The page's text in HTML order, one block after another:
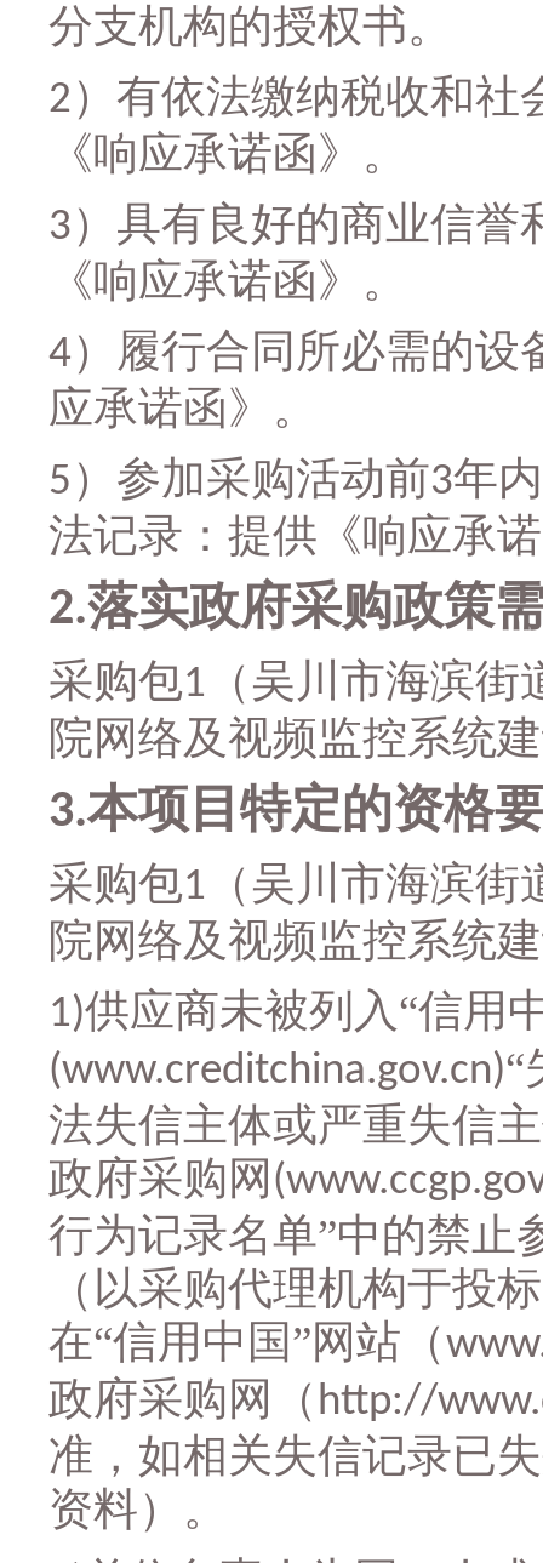
分支机构的授权书。
2）有依法缴纳税收和
《响应承诺函》 。
3）具有良好的商业信
《响应承诺函》 。
4）履行合同所必需的设
应承诺函》 。
5 ）参加采购活动前3年
法记录： 提供 《响应承
2.落实政府采购政策
采购包1 （吴川市海滨街
院网络及视频监控系统
3.本项目特定的资格
采购包1 （吴川市海滨街
院网络及视频监控系统
1)供应商未被列入“信用
(www.creditchina.gov.cn)“
法失信主体或严重失信
政府采购网
行为记录名单”中的禁止
（以采购代理机构于投
在“信用中国”网站（
政府采购网（ http://
准，如相关失信记录已
资料） 。